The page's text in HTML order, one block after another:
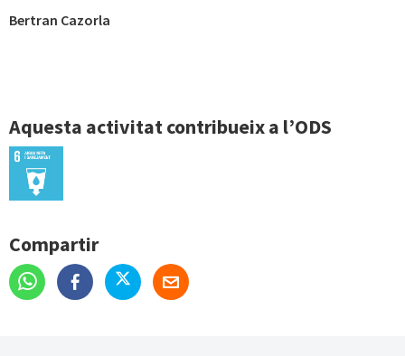
Bertran Cazorla
Aquesta activitat contribueix a l’ODS
Compartir